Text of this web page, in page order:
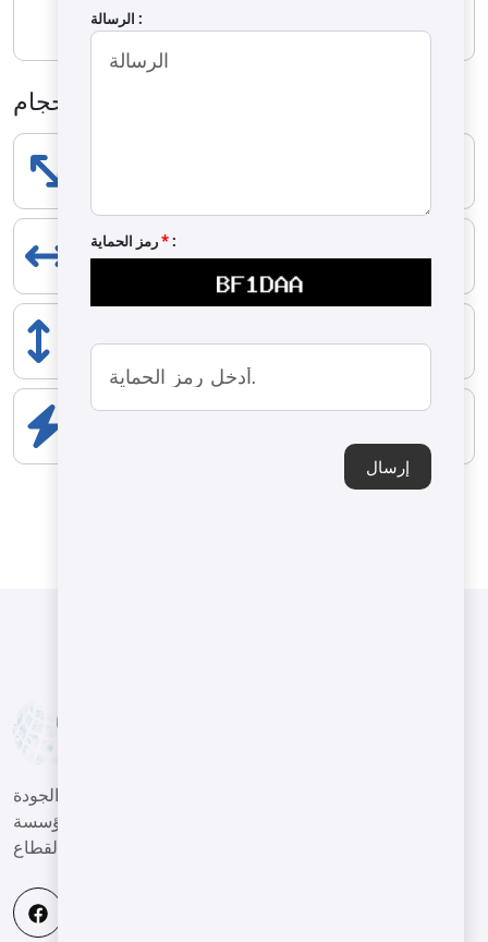
الأحجام
المدى
3000 mm
2000 mm
المكونات الكهربائية
نساعد عملائنا في قطاع الآلات على تقديم أعمال عالية الجودة
وذات كفاءة عالية في بيئة تنافسية عالمية، وأن نكون مؤسسة
الرسالة :
رمز الحماية*:
إرسال